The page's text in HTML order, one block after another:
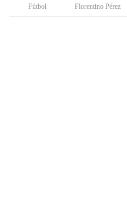
Fútbol Florentino Pérez